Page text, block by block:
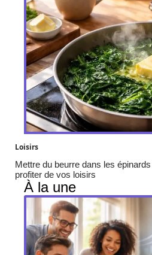
Loisirs
Mettre du beurre dans les
profiter de vos loisirs
À la une